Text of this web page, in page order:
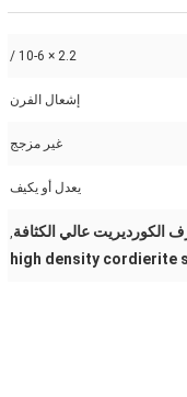
2.2 × 10-6 /
إشعال الفرن
غير مزجج
يعدل أو يكيف
الكورديريت عالي الكثافة,
high density cordierite